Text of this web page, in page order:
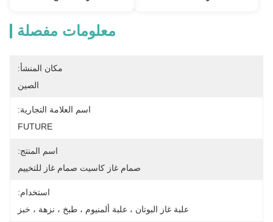
معلومات مفصلة
مكان المنشأ:
الصين
اسم العلامة التجارية:
FUTURE
اسم المنتج:
صمام غاز كاسيت صمام غاز للتخييم
استخدام:
علبة غاز البوتان ، علبة ألمنيوم ، طبخ ، نزهة ، خبز